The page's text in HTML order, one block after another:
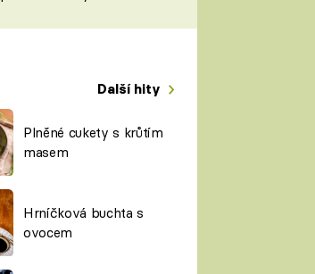
Další hity
Plněné cukety s krůtím
masem
Hrníčková buchta s
ovocem